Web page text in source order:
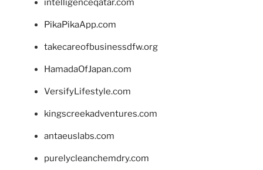
intelligenceqatar.com
PikaPikaApp.com
takecareofbusinessdfw.org
HamadaOfJapan.com
VersifyLifestyle.com
kingscreekadventures.com
antaeuslabs.com
purelycleanchemdry.com